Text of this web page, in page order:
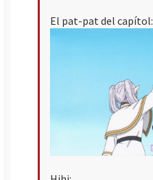
El pat-pat del capítol: